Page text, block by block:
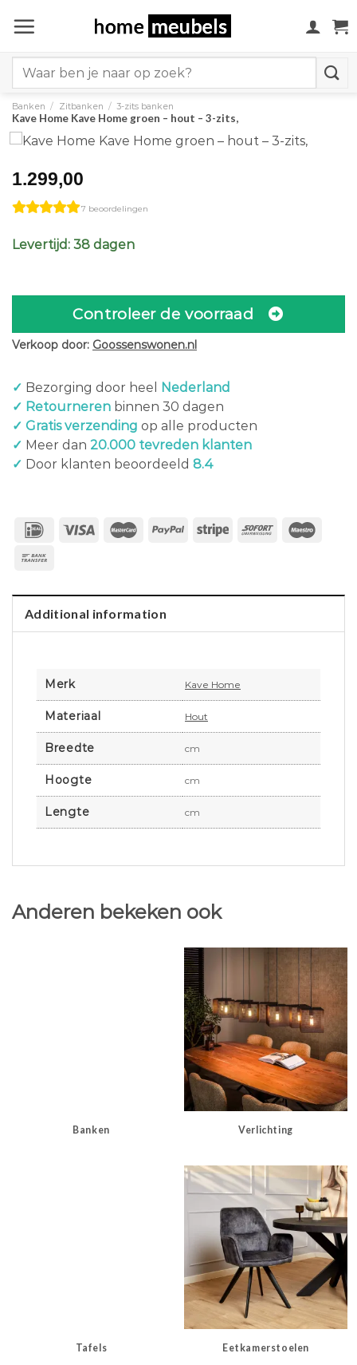
naar
for:
Banken / Zitbanken / 3-zits banken
Kave Home Kave Home groen – hout – 3-zits,
1.299,00
7 beoordelingen
Levertijd: 38 dagen
Controleer de voorraad
Verkoop door: Goossenswonen.nl
✓ Bezorging door heel
Nederland
✓ Retourneren binnen 30 dagen
✓ Gratis verzending op alle producten
✓ Meer dan 20.000 tevreden klanten
✓ Door klanten beoordeeld 8.4
Additional information
Merk Kave Home
Materiaal Hout
Breedte cm
Hoogte cm
Lengte cm
Anderen bekeken ook
Banken Verlichting
Tafels Eetkamerstoelen